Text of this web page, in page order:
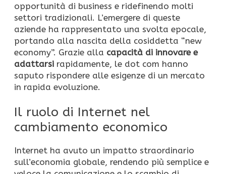
opportunità di business e ridefinendo molti
settori tradizionali. L’emergere di queste
aziende ha rappresentato una svolta epocale,
portando alla nascita della cosiddetta “new
economy”. Grazie alla capacità di innovare e
adattarsi rapidamente, le dot com hanno
saputo rispondere alle esigenze di un mercato
in rapida evoluzione.
Il ruolo di Internet nel
cambiamento economico
Internet ha avuto un impatto straordinario
sull’economia globale, rendendo più semplice e